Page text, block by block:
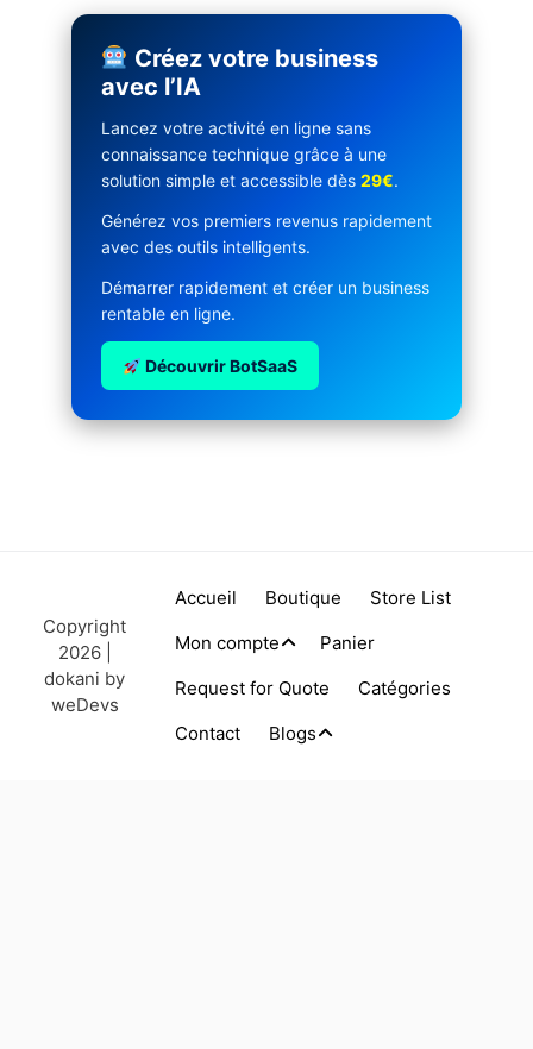
Créez votre business
avec l’IA
Lancez votre activité en ligne sans
connaissance technique grâce à une
solution simple et accessible dès 29€.
Générez vos premiers revenus rapidement
avec des outils intelligents.
Démarrer rapidement et créer un business
rentable en ligne.
Découvrir BotSaaS
Copyright
2026 |
dokani by
weDevs
Accueil Boutique
Store List
Mon compte
Panier
Request for Quote
Catégories
Contact
Blogs